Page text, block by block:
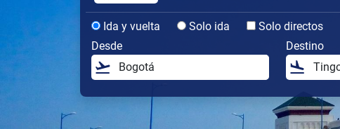
Ida y vuelta Solo ida
Solo directos
Desde
Destino